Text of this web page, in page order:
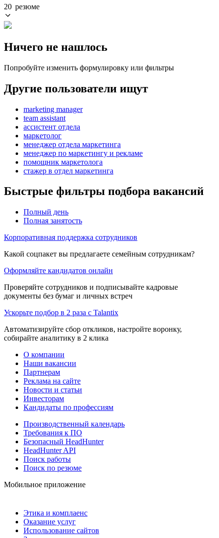
20 резюме
Ничего не нашлось
Попробуйте изменить формулировку или фильтры
Другие пользователи ищут
marketing manager
team assistant
ассистент отдела
маркетолог
менеджер отдела маркетинга
менеджер по маркетингу и рекламе
помощник маркетолога
стажер в отдел маркетинга
Быстрые фильтры подбора вакансий
Полный день
Полная занятость
Корпоративная поддержка сотрудников
Какой соцпакет вы предлагаете семейным сотрудникам?
Оформляйте кандидатов онлайн
Проверяйте сотрудников и подписывайте кадровые
документы без бумаг и личных встреч
Ускорьте подбор в 2 раза с Talantix
Автоматизируйте сбор откликов, настройте воронку,
собирайте аналитику в 2 клика
О компании
Наши вакансии
Партнерам
Реклама на сайте
Новости и статьи
Инвесторам
Кандидаты по профессиям
Производственный календарь
Требования к ПО
Безопасный HeadHunter
HeadHunter API
Поиск работы
Поиск по резюме
Мобильное приложение
Этика и комплаенс
Оказание услуг
Использование сайтов